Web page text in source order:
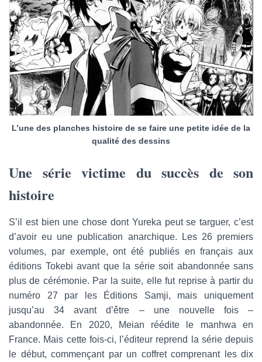
L’une des planches histoire de se faire une petite idée de la
qualité des dessins
Une série victime du succès de son
histoire
S’il est bien une chose dont Yureka peut se targuer, c’est
d’avoir eu une publication anarchique. Les 26 premiers
volumes, par exemple, ont été publiés en français aux
éditions Tokebi avant que la série soit abandonnée sans
plus de cérémonie. Par la suite, elle fut reprise à partir du
numéro 27 par les Éditions Samji, mais uniquement
jusqu’au 34 avant d’être – une nouvelle fois –
abandonnée. En 2020, Meian réédite le manhwa en
France. Mais cette fois-ci, l’éditeur reprend la série depuis
le début, commençant par un coffret comprenant les dix